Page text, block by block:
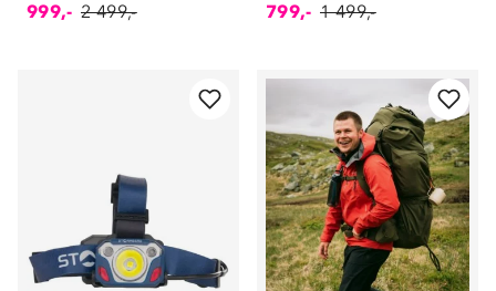
999,- 2 499,- 799,- 1 499,-